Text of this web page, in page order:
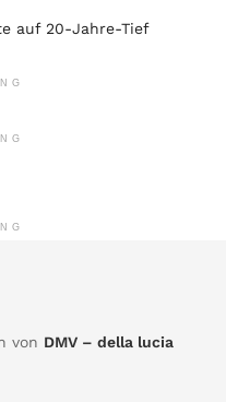
auf 20-Jahre-Tief
von DMV – della lucia